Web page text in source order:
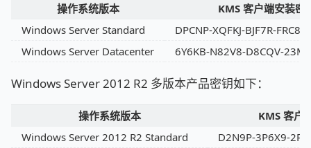
操作系统版本
KMS 客户端安装密
Windows Server Standard
DPCNP-XQFKJ-BJF7R-
Windows Server Datacenter
6Y6KB-N82V8-D8CQV-
Windows Server 2012 R2 多版本产品密钥如下：
操作系统版本
KMS 客户
Windows Server 2012 R2 Standard
D2N9P-3P6X9-